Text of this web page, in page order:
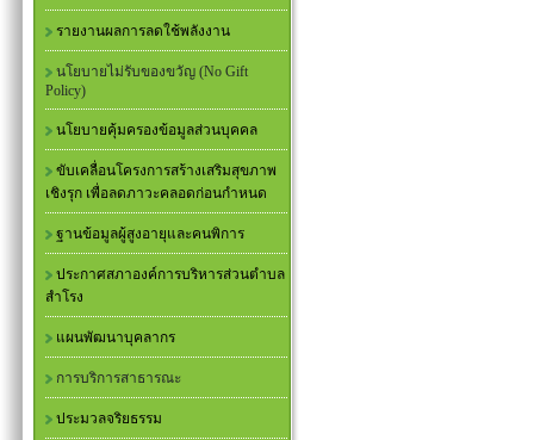
รายงานผลการลดใช้พลังงาน
นโยบายไม่รับของขวัญ (No Gift
Policy)
นโยบายคุ้มครองข้อมูลส่วนบุคคล
ขับเคลื่อนโครงการสร้างเสริมสุขภาพ
เชิงรุก เพื่อลดภาวะคลอดก่อนกำหนด
ฐานข้อมูลผู้สูงอายุและคนพิการ
ประกาศสภาองค์การบริหารส่วนตำบล
สำโรง
แผนพัฒนาบุคลากร
การบริการสาธารณะ
ประมวลจริยธรรม